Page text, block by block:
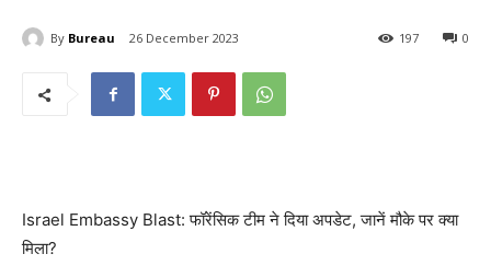
By Bureau 26 December 2023 0
197
Israel Embassy Blast: फॉरेंसिक टीम ने दिया अपडेट, जानें मौके पर क्‍या
मिला?